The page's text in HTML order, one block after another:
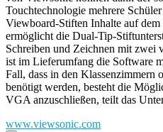
Touchtechnologie mehrere
Viewboard-Stiften Inhalte auf
ermöglicht die Dual-Tip-
Schreiben und Zeichnen mit zwei
ist im Lieferumfang die Software
Fall, dass in den Klassenzimmern
benötigt werden, besteht die
VGA anzuschließen, teilt das
www.viewsonic.com